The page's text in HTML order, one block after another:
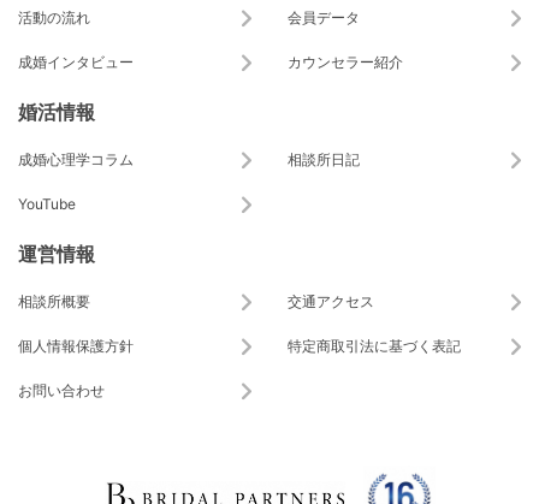
活動の流れ 会員データ
成婚インタビュー カウンセラー紹介
婚活情報
成婚心理学コラム 相談所日記
YouTube
運営情報
相談所概要 交通アクセス
個人情報保護方針 特定商取引法に基づく表記
お問い合わせ